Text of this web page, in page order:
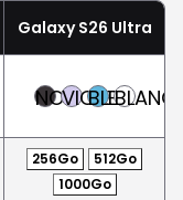
Galaxy S26 Ultra
NOIRVIOLET
BLEUBLANC
256Go
512Go
1000Go